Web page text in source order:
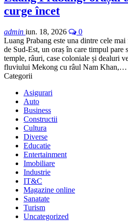
curge încet
admin iun. 18, 2026
0
Luang Prabang este una dintre cele
de Sud-Est, un oraș în care timpul pare
temple, râuri, case coloniale și dealuri
fluviului Mekong cu râul Nam Khan,…
Categorii
Asigurari
Auto
Business
Constructii
Cultura
Diverse
Educatie
Entertainment
Imobiliare
Industrie
IT&C
Magazine online
Sanatate
Turism
Uncategorized